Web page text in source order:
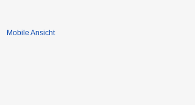
Mobile Ansicht